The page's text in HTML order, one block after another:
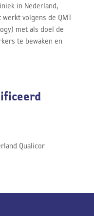
in Nederland,
volgens de QMT
met als doel de
te bewaken en
Qualicor